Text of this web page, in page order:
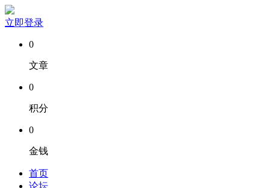
立即登录
0
文章
0
积分
0
金钱
首页
论坛